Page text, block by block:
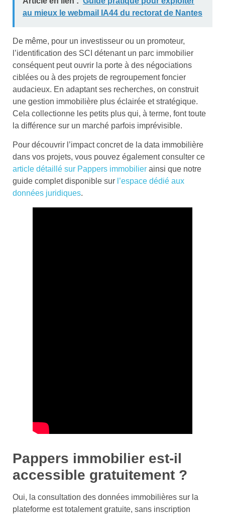
au mieux le webmail IA44 du rectorat de Nantes
De même, pour un investisseur ou un promoteur,
l’identification des SCI détenant un parc immobilier
conséquent peut ouvrir la porte à des négociations
ciblées ou à des projets de regroupement foncier
audacieux. En adaptant ses recherches, on construit
une gestion immobilière plus éclairée et stratégique.
Cela collectionne les petits plus qui, à terme, font toute
la différence sur un marché parfois imprévisible.
Pour découvrir l’impact concret de la data immobilière
dans vos projets, vous pouvez également consulter ce
article détaillé sur Pappers immobilier ainsi que notre
guide complet disponible sur l’espace dédié aux
données juridiques.
Pappers immobilier est-il
accessible gratuitement ?
Oui, la consultation des données immobilières sur la
plateforme est totalement gratuite, sans inscription